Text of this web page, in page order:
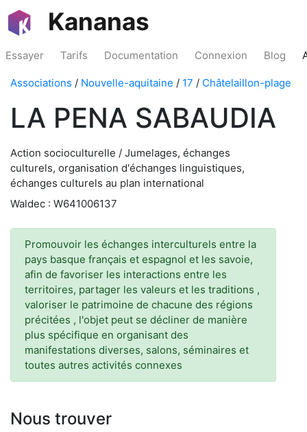
Kananas
Essayer Tarifs Documentation Connexion Blog
Associations / Nouvelle-aquitaine / 17 / Châtelaillon-plage
LA PENA SABAUDIA
Action socioculturelle / Jumelages, échanges
culturels, organisation d'échanges linguistiques,
échanges culturels au plan international
Waldec : W641006137
Promouvoir les échanges interculturels entre la
pays basque français et espagnol et les savoie,
afin de favoriser les interactions entre les
territoires, partager les valeurs et les traditions ,
valoriser le patrimoine de chacune des régions
précitées , l'objet peut se décliner de manière
plus spécifique en organisant des
manifestations diverses, salons, séminaires et
toutes autres activités connexes
Nous trouver